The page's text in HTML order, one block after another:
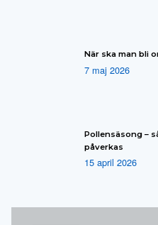
När ska man bli
7 maj 2026
Pollensäsong –
påverkas
15 april 2026